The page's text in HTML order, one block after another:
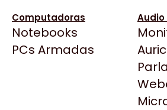
Computadoras
Notebooks
PCs Armadas
Audio
BenQ
CX
Cooler Master
Todas las Tiendas
$407.707
Ver producto en la página de